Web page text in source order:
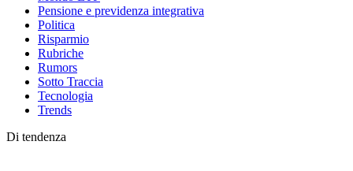
Pensione e previdenza integrativa
Politica
Risparmio
Rubriche
Rumors
Sotto Traccia
Tecnologia
Trends
Di tendenza